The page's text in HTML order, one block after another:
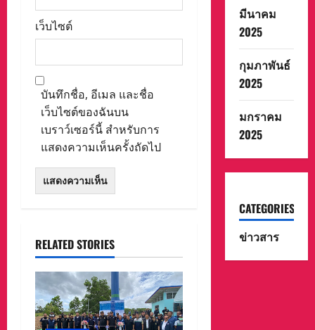
เว็บไซต์
บันทึกชื่อ, อีเมล และชื่อ
เว็บไซต์ของฉันบน
เบราว์เซอร์นี้ สำหรับการ
แสดงความเห็นครั้งถัดไป
RELATED STORIES
มีนาคม
2025
กุมภาพันธ์
2025
มกราคม
2025
CATEGORIES
ข่าวสาร